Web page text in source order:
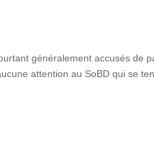
généralement accusés de
attention au SoBD qui se